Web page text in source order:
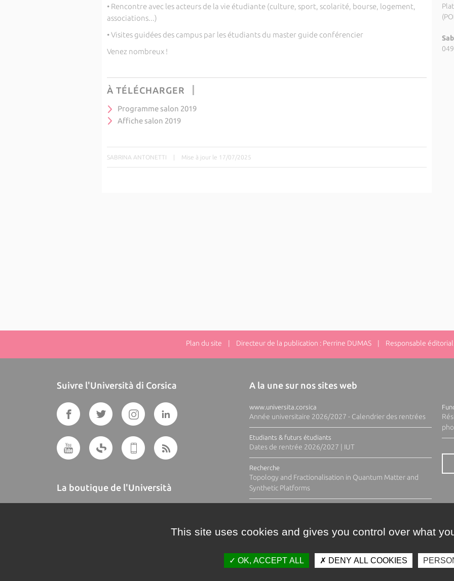
• Rencontre avec les acteurs de la vie étudiante (culture, sport, scolarité, bourse, logement,
associations...)
• Visites guidées des campus par les étudiants du master guide conférencier
Venez nombreux !
À TÉLÉCHARGER
Programme salon 2019
Affiche salon 2019
SABRINA ANTONETTI | Mise à jour le 17/07/2025
Plan du site | Directeur de la publication : Perrine DUMAS | Responsable éditorial :
Suivre l'Università di Corsica
La boutique de l'Università
A la une sur nos sites web
www.universita.corsica
Année universitaire 2026/2027 - Calendrier des rentrées
Etudiants & futurs étudiants
Dates de rentrée 2026/2027 | IUT
Recherche
Topology and Fractionalisation in Quantum Matter and
Synthetic Platforms
This site uses cookies and gives you control over what
OK, ACCEPT ALL DENY ALL COOKIES